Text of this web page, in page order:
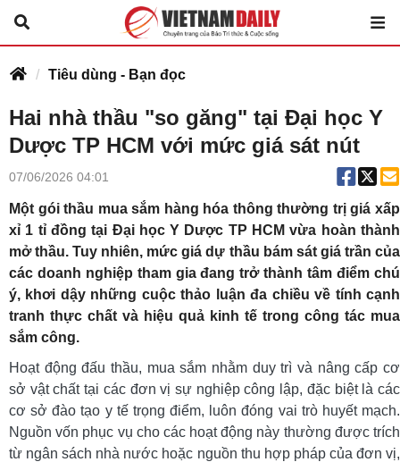
Tiêu dùng - Bạn đọc
Hai nhà thầu "so găng" tại Đại học Y
Dược TP HCM với mức giá sát nút
07/06/2026 04:01
Một gói thầu mua sắm hàng hóa thông thường trị giá xấp
xỉ 1 tỉ đồng tại Đại học Y Dược TP HCM vừa hoàn thành
mở thầu. Tuy nhiên, mức giá dự thầu bám sát giá trần của
các doanh nghiệp tham gia đang trở thành tâm điểm chú
ý, khơi dậy những cuộc thảo luận đa chiều về tính cạnh
tranh thực chất và hiệu quả kinh tế trong công tác mua
sắm công.
Hoạt động đấu thầu, mua sắm nhằm duy trì và nâng cấp cơ
sở vật chất tại các đơn vị sự nghiệp công lập, đặc biệt là các
cơ sở đào tạo y tế trọng điểm, luôn đóng vai trò huyết mạch.
Nguồn vốn phục vụ cho các hoạt động này thường được trích
từ ngân sách nhà nước hoặc nguồn thu hợp pháp của đơn vị,